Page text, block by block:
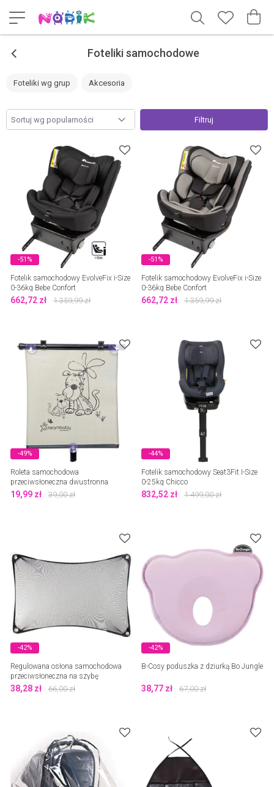
< Foteliki samochodowe
Foteliki wg grup Akcesoria
Filtruj
-51%
Fotelik samochodowy EvolveFix i-Size
0-36kg Bebe Confort
662,72 zł 1 359,99zł
-51%
Fotelik samochodowy EvolveFix i-Size
0-36kg Bebe Confort
662,72 zł 1 359,99zł
-49%
Roleta samochodowa
przeciwsłoneczna dwustronna
Dreambaby
19,99 zł 39,00zł
-44%
Fotelik samochodowy Seat3Fit I-Size
0-25kg Chicco
832,52 zł 1 499,00zł
-42%
Regulowana osłona samochodowa
przeciwsłoneczna na szybę
Dreambaby
38,28 zł 66,00zł
-42%
B-Cosy poduszka z dziurką Bo Jungle
38,77 zł 67,00zł